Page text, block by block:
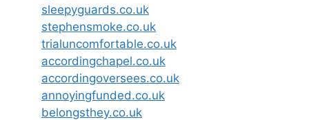
sleepyguards.co.uk
stephensmoke.co.uk
trialuncomfortable.co.uk
accordingchapel.co.uk
accordingoversees.co.uk
annoyingfunded.co.uk
belongsthey.co.uk